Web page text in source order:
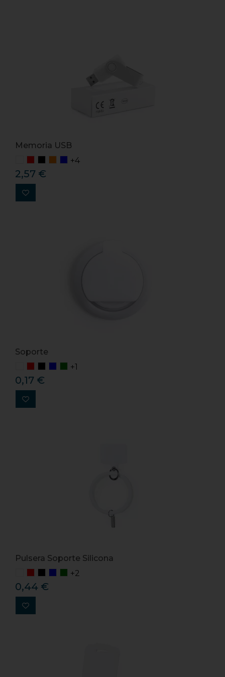
Memoria USB
+4
2,57 €
Soporte
+1
0,17 €
Pulsera Soporte Silicona
+2
0,44 €